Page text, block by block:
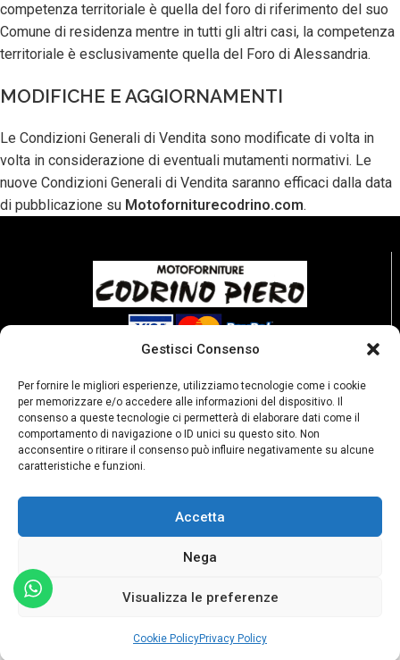
Gestisci Consenso
Per fornire le migliori esperienze, utilizziamo tecnologie come i cookie
per memorizzare e/o accedere alle informazioni del dispositivo. Il
consenso a queste tecnologie ci permetterà di elaborare dati come il
comportamento di navigazione o ID unici su questo sito. Non
acconsentire o ritirare il consenso può influire negativamente su alcune
caratteristiche e funzioni.
Accetta
Nega
Visualizza le preferenze
Cookie PolicyPrivacy Policy
competenza territoriale è quella del foro di riferimento del suo
Comune di residenza mentre in tutti gli altri casi, la competenza
territoriale è esclusivamente quella del Foro di Alessandria.
MODIFICHE E AGGIORNAMENTI
Le Condizioni Generali di Vendita sono modificate di volta in
volta in considerazione di eventuali mutamenti normativi. Le
nuove Condizioni Generali di Vendita saranno efficaci dalla data
di pubblicazione su Motoforniturecodrino.com.
P. Iva: 02189250067
Resi e rimborsi